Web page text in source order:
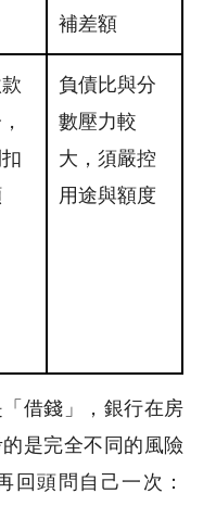
補差額
負債比與分
數壓力較
大，須嚴控
用途與額度
借錢」，銀行在房
是完全不同的風險
回頭問自己一次：